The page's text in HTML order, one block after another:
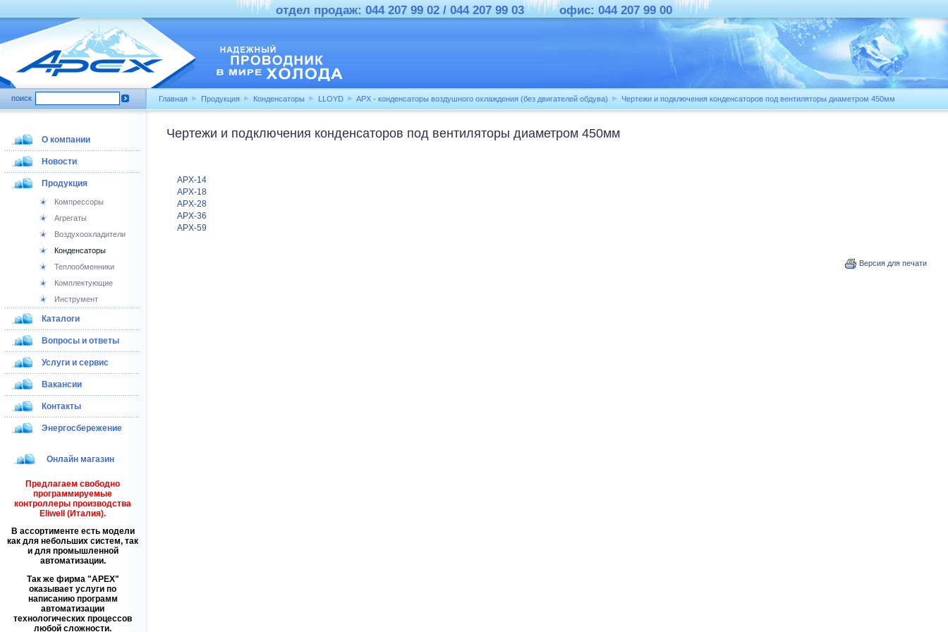
отдел продаж: 044 207 99 02 / 044 207 99 03 офис: 044 207 99 00
поиск Главная Продукция Конденсаторы LLOYD APX - конденсаторы воздушного охлаждения (без двигателей обдува) Чертежи и подключения конденсаторов под вентиляторы диаметром 450мм
О компании
Новости
Продукция
Компрессоры
Агрегаты
Воздухоохладители
Конденсаторы
Теплообменники
Комплектующие
Инструмент
Каталоги
Вопросы и ответы
Услуги и сервис
Вакансии
Контакты
Энергосбережение
Онлайн магазин
Предлагаем свободно
программируемые
контроллеры производства
Eliwell (Италия).
В ассортименте есть модели
как для небольших систем, так
и для промышленной
автоматизации.
Так же фирма
APEX
оказывает услуги по
написанию программ
автоматизации
технологических процессов
любой сложности.
Чертежи и подключения конденсаторов под вентиляторы диаметром 450мм
APX-14
APX-18
APX-28
APX-36
APX-59
Версия для печати